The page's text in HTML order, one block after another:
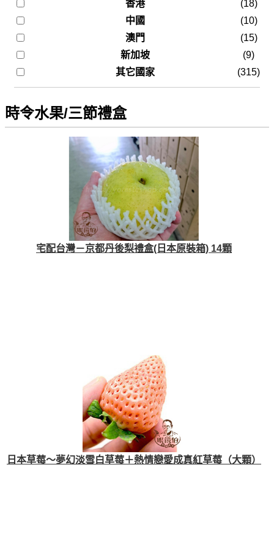
香港
(18)
中國
(10)
澳門
(15)
新加坡
(9)
其它國家
(315)
時令水果/三節禮盒
宅配台灣－京都丹後梨禮盒(日本原裝箱) 14顆
日本草莓～夢幻淡雪白草莓＋熱情戀愛成真紅草莓（大顆）